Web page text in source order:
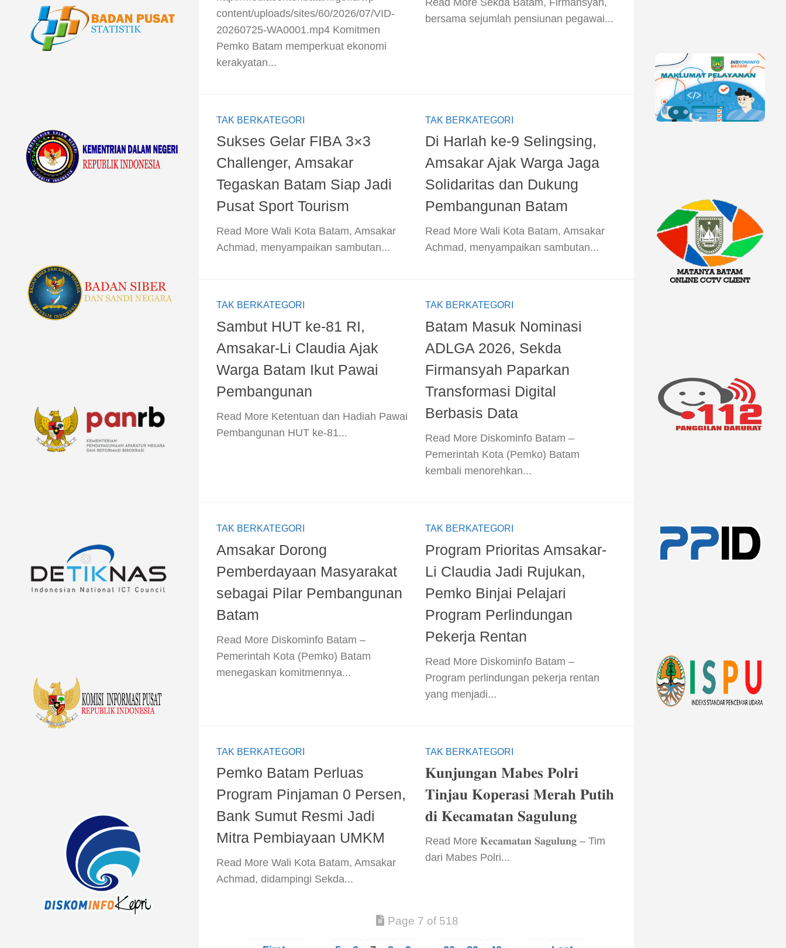
content/uploads/sites/60/2026/07/VID-
20260725-WA0001.mp4 Komitmen
Pemko Batam memperkuat ekonomi
kerakyatan...
bersama sejumlah pensiunan pegawai...
TAK BERKATEGORI
Sukses Gelar FIBA 3×3
Challenger, Amsakar
Tegaskan Batam Siap Jadi
Pusat Sport Tourism
​Read More​ Wali Kota Batam, Amsakar
Achmad, menyampaikan sambutan...
TAK BERKATEGORI
Di Harlah ke-9 Selingsing,
Amsakar Ajak Warga Jaga
Solidaritas dan Dukung
Pembangunan Batam
​Read More​ Wali Kota Batam, Amsakar
Achmad, menyampaikan sambutan...
TAK BERKATEGORI
Sambut HUT ke-81 RI,
Amsakar-Li Claudia Ajak
Warga Batam Ikut Pawai
Pembangunan
​Read More​ Ketentuan dan Hadiah Pawai
Pembangunan HUT ke-81...
TAK BERKATEGORI
Batam Masuk Nominasi
ADLGA 2026, Sekda
Firmansyah Paparkan
Transformasi Digital
Berbasis Data
​Read More​ Diskominfo Batam –
Pemerintah Kota (Pemko) Batam
kembali menorehkan...
TAK BERKATEGORI
Amsakar Dorong
Pemberdayaan Masyarakat
sebagai Pilar Pembangunan
Batam
​Read More​ Diskominfo Batam –
Pemerintah Kota (Pemko) Batam
menegaskan komitmennya...
TAK BERKATEGORI
Program Prioritas Amsakar-
Li Claudia Jadi Rujukan,
Pemko Binjai Pelajari
Program Perlindungan
Pekerja Rentan
​Read More​ Diskominfo Batam –
Program perlindungan pekerja rentan
yang menjadi...
TAK BERKATEGORI
Pemko Batam Perluas
Program Pinjaman 0 Persen,
Bank Sumut Resmi Jadi
Mitra Pembiayaan UMKM
​Read More​ Wali Kota Batam, Amsakar
Achmad, didampingi Sekda...
TAK BERKATEGORI
𝐊𝐮𝐧𝐣𝐮𝐧𝐠𝐚𝐧 𝐌𝐚𝐛𝐞𝐬 𝐏𝐨𝐥𝐫𝐢
𝐓𝐢𝐧𝐣𝐚𝐮 𝐊𝐨𝐩𝐞𝐫𝐚𝐬𝐢 𝐌𝐞𝐫𝐚𝐡 𝐏𝐮𝐭𝐢𝐡
𝐝𝐢 𝐊𝐞𝐜𝐚𝐦𝐚𝐭𝐚𝐧 𝐒𝐚𝐠𝐮𝐥𝐮𝐧𝐠
​Read More​ 𝐊𝐞𝐜𝐚𝐦𝐚𝐭𝐚𝐧 𝐒𝐚𝐠𝐮𝐥𝐮𝐧𝐠 – Tim
dari Mabes Polri...
Page 7 of 518